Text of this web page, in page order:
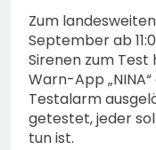
Zum
September ab
Sirenen zum Test
Warn-App
Testalarm
getestet, jeder
tun ist.